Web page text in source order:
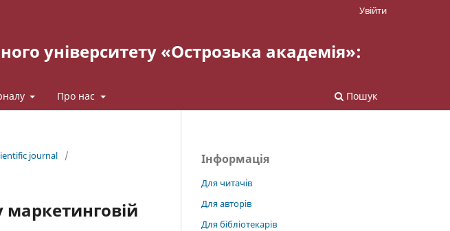
університету «Острозька академія»:
Про нас Пошук
Увійти
journal
/
Інформація
Для читачів
Для авторів
Для бібліотекарів